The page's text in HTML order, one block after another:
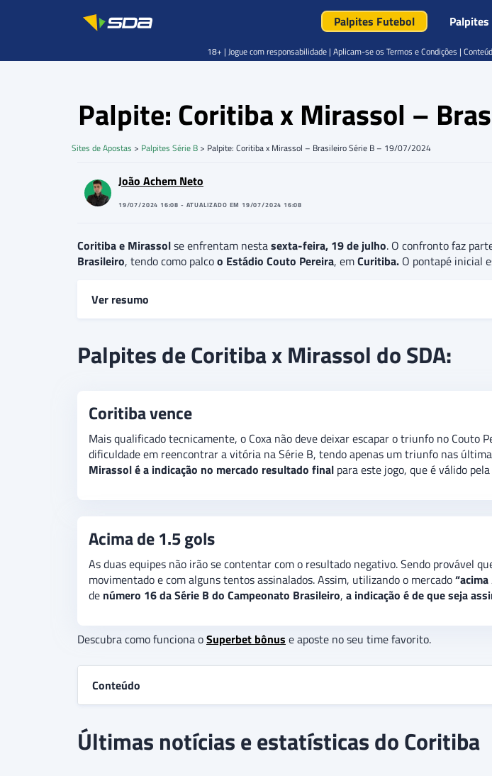
Palpites Futebol Palpites
Palpite: Coritiba x Mirassol –
Sites de Apostas > Palpites Série B > Palpite: Coritiba x Mirassol – Brasileiro Série B – 19/07/2024
João Achem Neto
19/07/2024 16:08 - ATUALIZADO EM 19/07/2024 16:08
Coritiba e Mirassolse enfrentam nestasexta-feira, 19 de julho. O confronto faz
Brasileiro, tendo como palcoo Estádio Couto Pereira, emCuritiba. O pontapé inicial
Ver resumo
voltar a vencer contra o clube paulista.O palpite édevitória do Coritiba, que
Couto Pereira. Além disso, há a expectativa de alguns gols, indicando uma aposta
Palpites de Coritiba x Mirassol do SDA:
Coritiba vence
Mais qualificado tecnicamente, o Coxa não deve deixar escapar o triunfo no
dificuldade em reencontrar a vitória na Série B, tendo apenas um triunfo nas
Mirassol é a indicação no mercado resultado final para este jogo, que é válido
Acima de 1.5 gols
As duas equipes não irão se contentar com o resultado negativo. Sendo provável
movimentado e com alguns tentos assinalados. Assim, utilizando o mercado
de número 16 da Série B do Campeonato Brasileiro, a indicação é de que seja
Descubra como funciona oSuperbet bônus e aposte no seu time favorito.
Conteúdo
Últimas notícias e estatísticas do Coritiba
18+ | Jogue com responsabilidade | Aplicam-se os Termos e Condições |